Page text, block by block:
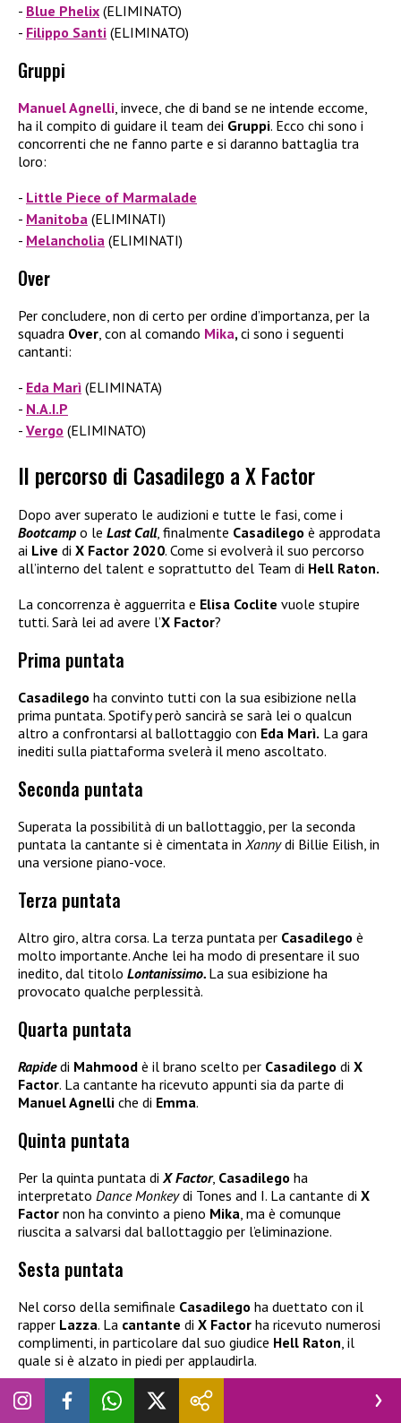
Blue Phelix (ELIMINATO)
Filippo Santi (ELIMINATO)
Gruppi
Manuel Agnelli , invece, che di band se ne intende eccome,
ha il compito di guidare il team dei Gruppi. Ecco chi sono i
concorrenti che ne fanno parte e si daranno battaglia tra
loro:
Little Piece of Marmalade
Manitoba (ELIMINATI)
Melancholia (ELIMINATI)
Over
Per concludere, non di certo per ordine d’importanza, per la
squadra Over , con al comando Mika, ci sono i seguenti
cantanti:
Eda Marì (ELIMINATA)
N.A.I.P
Vergo (ELIMINATO)
Il percorso di Casadilego a X Factor
Dopo aver superato le audizioni e tutte le fasi, come i
Bootcamp o le Last Call, finalmente Casadilego è approdata
ai Live di X Factor 2020. Come si evolverà il suo percorso
all’interno del talent e soprattutto del Team di Hell Raton.
La concorrenza è agguerrita e Elisa Coclite vuole stupire
tutti. Sarà lei ad avere l’X Factor?
Prima puntata
Casadilego ha convinto tutti con la sua esibizione nella
prima puntata. Spotify però sancirà se sarà lei o qualcun
altro a confrontarsi al ballottaggio con Eda Marì. La gara
inediti sulla piattaforma svelerà il meno ascoltato.
Seconda puntata
Superata la possibilità di un ballottaggio, per la seconda
puntata la cantante si è cimentata in Xannydi Billie Eilish, in
una versione piano-voce.
Terza puntata
Altro giro, altra corsa. La terza puntata per Casadilego è
molto importante. Anche lei ha modo di presentare il suo
inedito, dal titolo Lontanissimo. La sua esibizione ha
provocato qualche perplessità.
Quarta puntata
Rapidedi Mahmood è il brano scelto per Casadilego di X
Factor. La cantante ha ricevuto appunti sia da parte di
Manuel Agnelli che di Emma.
Quinta puntata
Per la quinta puntata diX Factor, Casadilego ha
interpretato Dance Monkeydi Tones and I. La cantante di X
Factor non ha convinto a pieno Mika, ma è comunque
riuscita a salvarsi dal ballottaggio per l’eliminazione.
Sesta puntata
Nel corso della semifinale Casadilego ha duettato con il
rapper Lazza. La cantante di X Factor ha ricevuto numerosi
complimenti, in particolare dal suo giudice Hell Raton, il
quale si è alzato in piedi per applaudirla.
Grandi apprezzamenti anche durante la seconda parte della
puntata, quando anche Manuel Agnelli